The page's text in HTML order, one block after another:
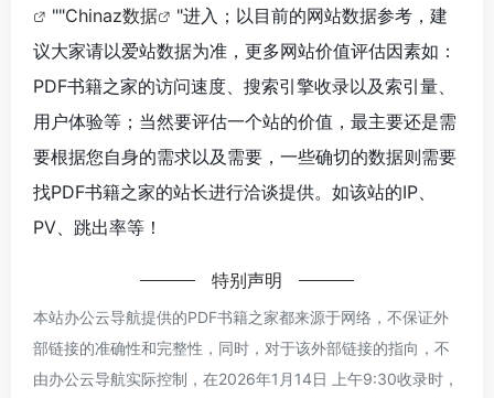
""Chinaz数据
"进入；以目前的网站数据参考，建
议大家请以爱站数据为准，更多网站价值评估因素如：
PDF书籍之家的访问速度、搜索引擎收录以及索引量、
用户体验等；当然要评估一个站的价值，最主要还是需
要根据您自身的需求以及需要，一些确切的数据则需要
找PDF书籍之家的站长进行洽谈提供。如该站的IP、
PV、跳出率等！
特别声明
本站办公云导航提供的PDF书籍之家都来源于网络，不保证外
部链接的准确性和完整性，同时，对于该外部链接的指向，不
由办公云导航实际控制，在2026年1月14日 上午9:30收录时，